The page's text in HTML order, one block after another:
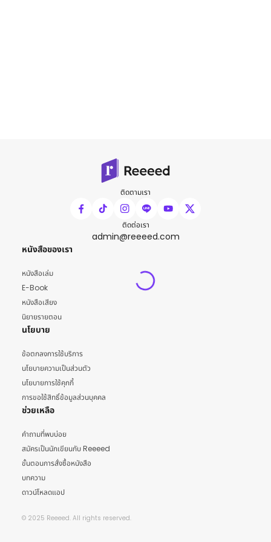
ติดตามเรา
ติดต่อเรา
admin@reeeed.com
หนังสือของเรา
หนังสือเล่ม
E-Book
หนังสือเสียง
นิยายรายตอน
นโยบาย
ข้อตกลงการใช้บริการ
นโยบายความเป็นส่วนตัว
นโยบายการใช้คุกกี้
การขอใช้สิทธิ์ข้อมูลส่วนบุคคล
ช่วยเหลือ
คำถามที่พบบ่อย
สมัครเป็นนักเขียนกับ Reeeed
ขั้นตอนการสั่งซื้อหนังสือ
บทความ
ดาวน์โหลดแอป
© 2025 Reeeed. All rights reserved.